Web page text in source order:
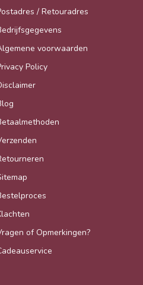
/ Retouradres
voorwaarden
Policy
of Opmerkingen?